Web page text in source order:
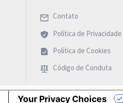
Contato
Política de Privacidade
Política de Cookies
Código de Conduta
Your Privacy Choices